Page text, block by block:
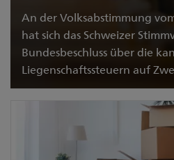
An der Volksabstimmung
hat sich das Schweizer
Bundesbeschluss über die
Liegenschaftssteuern auf
entschieden und somit die
Eigenmietwerts beschlossen.
Mehr über die